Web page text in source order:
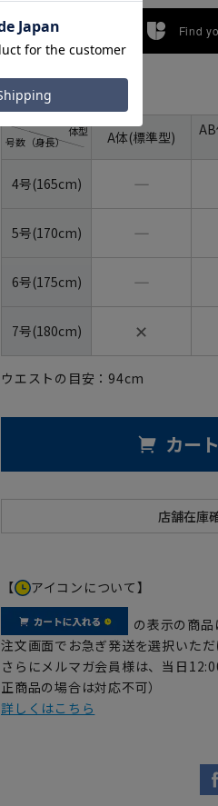
Find
サイズ
号数（身長）
体型 A体(標準型)
4号(165cm) ―
5号(170cm) ―
6号(175cm) ―
7号(180cm) ✕
ウエストの目安： 94cm
カー
【 アイコンについて】
の表示の商品
注文画面でお急ぎ発送を選択いただ
さらにメルマガ会員様は、当日
正商品の場合は対応不可）
詳しくはこちら